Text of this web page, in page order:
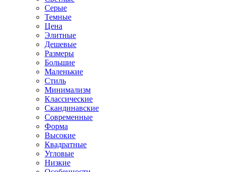
Серые
Темные
Цена
Элитные
Дешевые
Размеры
Большие
Маленькие
Стиль
Минимализм
Классические
Скандинавские
Современные
Форма
Высокие
Квадратные
Угловые
Низкие